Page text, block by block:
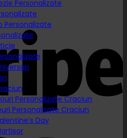
Personalizate
Personalizate
Personalizate Craciun
Personalizate Craciun
Day